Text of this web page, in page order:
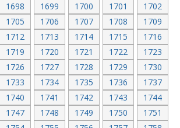
1698 1699 1700 1701
1702
1705 1706 1707 1708
1709
1712 1713 1714 1715
1716
1719 1720 1721 1722
1723
1726 1727 1728 1729
1730
1733 1734 1735 1736
1737
1740 1741 1742 1743
1744
1747 1748 1749 1750
1751